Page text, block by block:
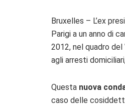
Bruxelles – L’ex
Parigi a un anno di
2012, nel quadro
agli arresti
Questa nuova
caso delle